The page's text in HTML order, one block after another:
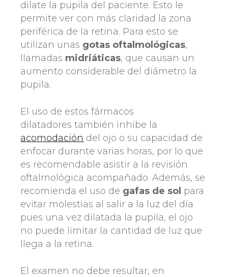
dilate la pupila del paciente. Esto le
permite ver con más claridad la zona
periférica de la retina. Para esto se
utilizan unas gotas oftalmológicas,
llamadas midriáticas, que causan un
aumento considerable del diámetro la
pupila.
El uso de estos fármacos
dilatadores también inhibe la
acomodación del ojo o su capacidad de
enfocar durante varias horas, por lo que
es recomendable asistir a la revisión
oftalmológica acompañado. Además, se
recomienda el uso de gafas de sol para
evitar molestias al salir a la luz del día
pues una vez dilatada la pupila, el ojo
no puede limitar la cantidad de luz que
llega a la retina.
El examen no debe resultar, en